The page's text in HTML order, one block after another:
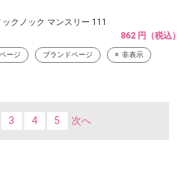
ックノック マンスリー 111
862 円（税込）
ージ ブランドページ 非表示
3 4 5 次へ